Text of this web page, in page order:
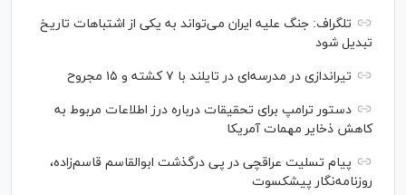
تلگراف: جنگ علیه ایران می‌تواند به یکی از اشتباهات تاریخ
تبدیل شود
تیراندازی در مدرسه‌ای در تایلند با ۷ کشته و ۱۵ مجروح
دستور ترامپ برای تحقیقات درباره درز اطلاعات مربوط به
کاهش ذخایر مهمات آمریکا
پیام تسلیت عراقچی در پی درگذشت ابوالقاسم قاسم‌زاده،
روزنامه‌نگار پیشکسوت